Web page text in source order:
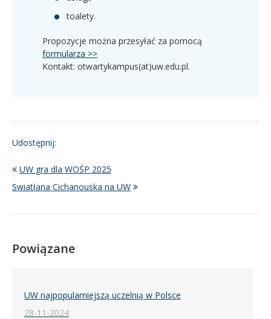
toalety.
Propozycje można przesyłać za pomocą
formularza >>
Kontakt: otwartykampus(at)uw.edu.pl.
Udostępnij:
UW gra dla WOŚP 2025
Swiatłana Cichanouska na UW
Powiązane
UW najpopularniejszą uczelnią w Polsce
28-11-2024